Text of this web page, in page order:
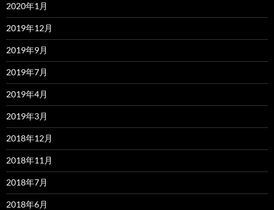
2020年1月
2019年12月
2019年9月
2019年7月
2019年4月
2019年3月
2018年12月
2018年11月
2018年7月
2018年6月